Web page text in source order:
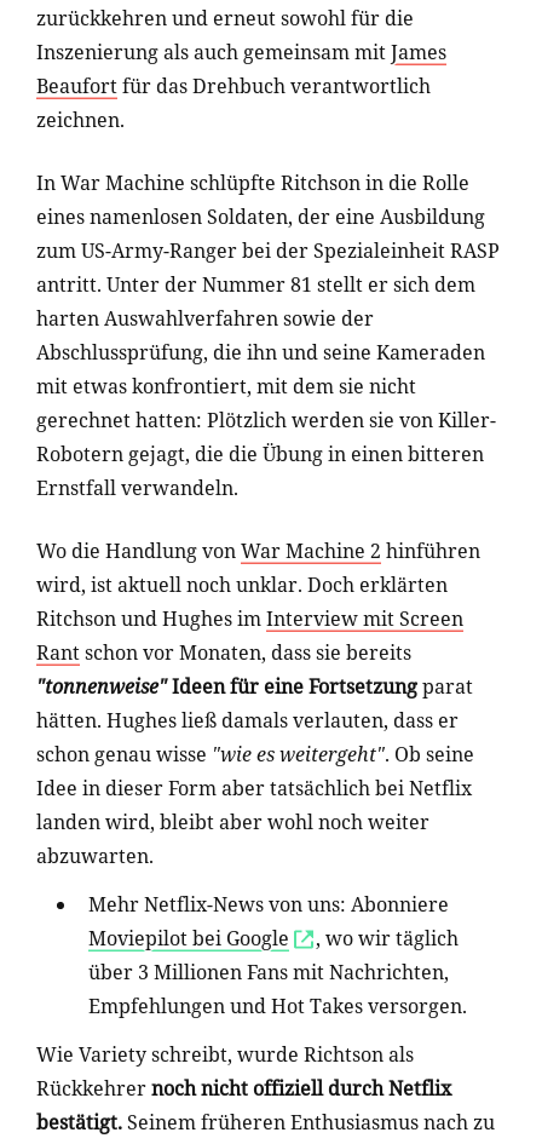
zurückkehren und erneut sowohl für die
Inszenierung als auch gemeinsam mitJames
Beaufortfür das Drehbuch verantwortlich
zeichnen.
In War Machine schlüpfte Ritchson in die Rolle
eines namenlosen Soldaten, der eine Ausbildung
zum US-Army-Ranger bei der Spezialeinheit RASP
antritt. Unter der Nummer 81 stellt er sich dem
harten Auswahlverfahren sowie der
Abschlussprüfung, die ihn und seine Kameraden
mit etwas konfrontiert, mit dem sie nicht
gerechnet hatten: Plötzlich werden sie von Killer-
Robotern gejagt, die die Übung in einen bitteren
Ernstfall verwandeln.
Wo die Handlung vonWar Machine 2 hinführen
wird, ist aktuell noch unklar. Doch erklärten
Ritchson und Hughes imInterview mit Screen
Rantschon vor Monaten, dass sie bereits
"tonnenweise"Ideen für eine Fortsetzungparat
hätten. Hughes ließ damals verlauten, dass er
schon genau wisse "wie es weitergeht". Ob seine
Idee in dieser Form aber tatsächlich bei Netflix
landen wird, bleibt aber wohl noch weiter
abzuwarten.
Mehr Netflix-News von uns: Abonniere
Moviepilot bei Google
, wo wir täglich
über 3 Millionen Fans mit Nachrichten,
Empfehlungen und Hot Takes versorgen.
Wie Variety schreibt, wurde Richtson als
Rückkehrernoch nicht offiziell durch Netflix
bestätigt.Seinem früheren Enthusiasmus nach zu